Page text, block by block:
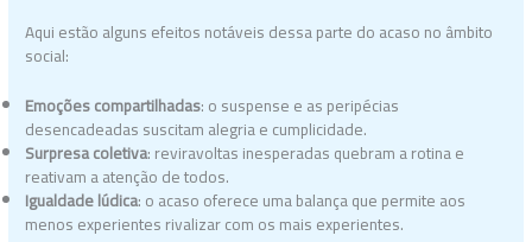
Aqui estão alguns efeitos notáveis dessa parte do acaso no âmbito
social:
Emoções compartilhadas: o suspense e as peripécias
desencadeadas suscitam alegria e cumplicidade.
Surpresa coletiva: reviravoltas inesperadas quebram a rotina e
reativam a atenção de todos.
Igualdade lúdica: o acaso oferece uma balança que permite aos
menos experientes rivalizar com os mais experientes.